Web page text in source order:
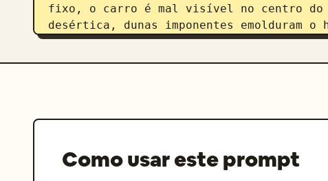
fixo, o carro é mal visível no centro do
desértica, dunas imponentes emolduram
domina completamente, luz de fundo
carro criando uma silhueta
carro em velocidade mantendo um perfil
centro do quadro, o solo do deserto fica
Como usar este prompt